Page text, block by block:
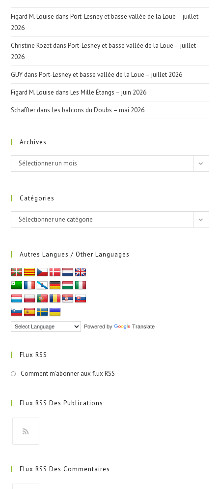
Figard M. Louise dansPort-Lesney et basse vallée de la Loue – juillet
2026
Christine Rozet dansPort-Lesney et basse vallée de la Loue – juillet
2026
GUY dansPort-Lesney et basse vallée de la Loue – juillet 2026
Figard M. Louise dansLes Mille Étangs – juin 2026
Schaffter dansLes balcons du Doubs – mai 2026
Archives
Archives
Sélectionner un mois
Catégories
Catégories
Sélectionner une catégorie
Autres Langues / Other Languages
Powered by Translate
Flux RSS
Comment m'abonner aux flux RSS
Flux RSS Des Publications
un
Flux RSS Des Commentaires